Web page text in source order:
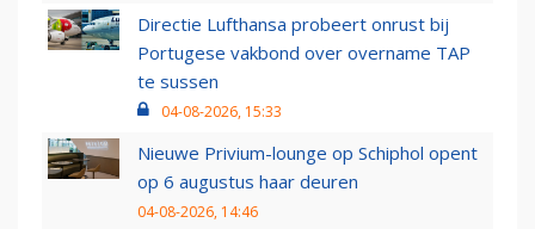
Directie Lufthansa probeert onrust bij
Portugese vakbond over overname TAP
te sussen
04-08-2026, 15:33
Nieuwe Privium-lounge op Schiphol opent
op 6 augustus haar deuren
04-08-2026, 14:46